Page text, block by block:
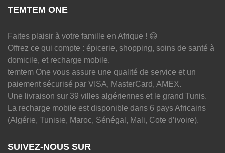
TEMTEM ONE
Faites plaisir à votre famille en Afrique ! 😄
Offrez ce qui compte : épicerie, shopping, soins de santé à
domicile, et recharge mobile.
temtem One vous assure une qualité de service et un
paiement sécurisé par VISA, MasterCard, AMEX.
Une livraison sur 39 villes algériennes et le grand Tunis.
La recharge mobile est disponible dans 6 pays Africains
(Algérie, Tunisie, Maroc, Sénégal, Mali, Cote d’ivoire).
SUIVEZ-NOUS SUR